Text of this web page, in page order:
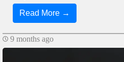
Read More →
9 months ago